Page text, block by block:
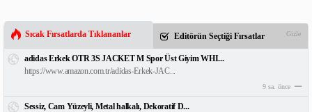
Sıcak Fırsatlarda Tıklananlar Editörün Seçtiği Fırsatlar Gizle
adidas Erkek OTR 3S JACKET M Spor Üst Giyim WHI...
https://www.amazon.com.tr/adidas-Erkek-JAC...
9 sa. önce
Sessiz, Cam Yüzeyli, Metal halkalı, Dekoratif D...